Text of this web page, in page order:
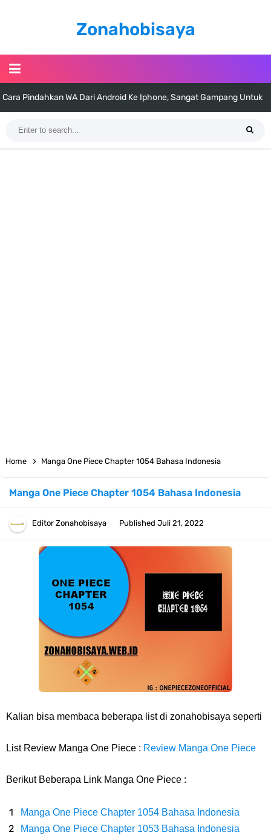
Zonahobisaya
Cara Pindahkan WA Dari Android Ke Iphone, Sangat Gampang Untuk
Resep Pesmol Ikan Mas, Makanan Khas Sunda Dengan Rasa Yang
Enaknya Nagih
Arti Bendera Barbados, Negara Kepulauan Yang Terletak Di Kawasan
Karibia
Cara Daftar Danamon Mobile Banking, Mudah Banget Dan Lengkap
Wanita Milik Sanji
Home Manga One Piece Chapter 1054 Bahasa Indonesia
Manga One Piece Chapter 1054 Bahasa Indonesia
Editor Zonahobisaya Published Juli 21, 2022
Kalian bisa membaca beberapa list di zonahobisaya seperti
List Review Manga One Piece : Review Manga One Piece
Berikut Beberapa Link Manga One Piece :
Manga One Piece Chapter 1054 Bahasa Indonesia
Manga One Piece Chapter 1053 Bahasa Indonesia